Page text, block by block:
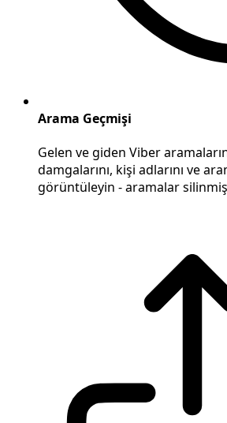
Arama Geçmişi
Gelen ve giden Viber
damgalarını, kişi adlarını ve
görüntüleyin - aramalar